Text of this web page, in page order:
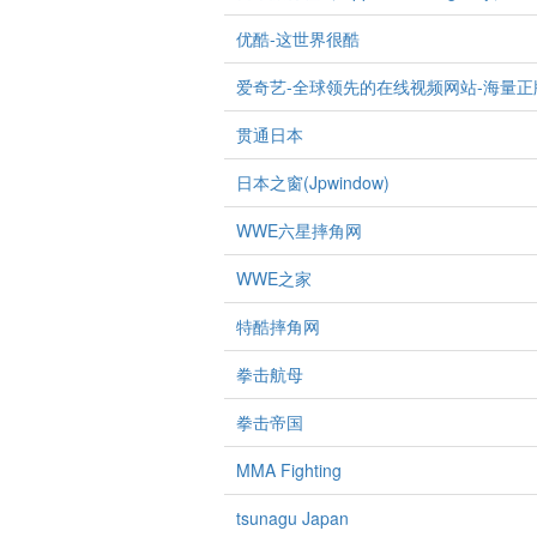
优酷-这世界很酷
爱奇艺-全球领先的在线视频网站-海量
贯通日本
日本之窗(Jpwindow)
WWE六星摔角网
WWE之家
特酷摔角网
拳击航母
拳击帝国
MMA Fighting
tsunagu Japan